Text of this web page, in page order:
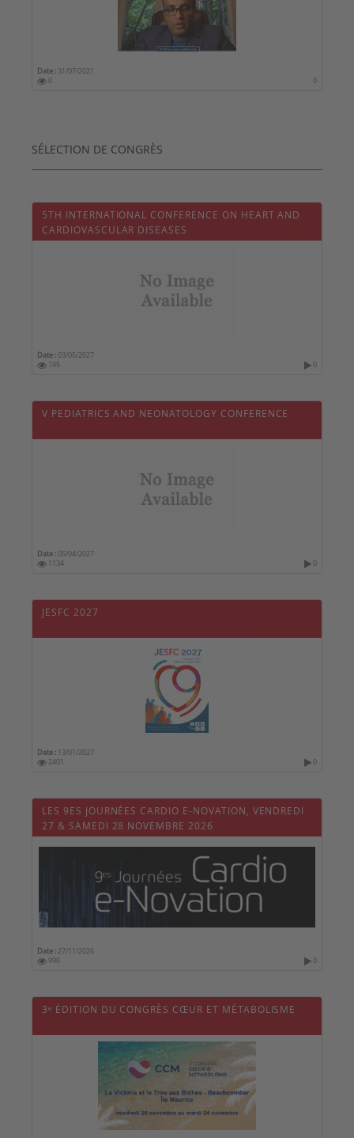
Date : 31/07/2021
0
0
SÉLECTION DE CONGRÈS
5TH INTERNATIONAL CONFERENCE ON HEART AND
CARDIOVASCULAR DISEASES
Date :03/05/2027
745
0
V PEDIATRICS AND NEONATOLOGY CONFERENCE
Date :05/04/2027
1134
0
JESFC 2027
Date : 13/01/2027
2401
0
LES 9ES JOURNÉES CARDIO E-NOVATION, VENDREDI
27 & SAMEDI 28 NOVEMBRE 2026
Date : 27/11/2026
990
0
3ᵉ ÉDITION DU CONGRÈS CŒUR ET MÉTABOLISME